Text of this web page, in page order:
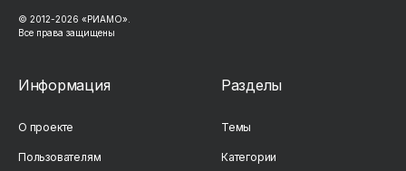
© 2012-2026 «РИАМО».
Все права защищены
Информация
О проекте
Пользователям
Разделы
Темы
Категории